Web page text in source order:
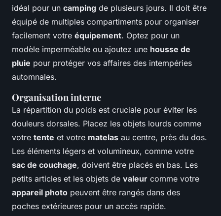
idéal pour un camping de plusieurs jours. Il doit être
équipé de multiples compartiments pour organiser
facilement votre équipement. Optez pour un
modèle imperméable ou ajoutez une housse de
pluie pour protéger vos affaires des intempéries
automnales.
Organisation interne
La répartition du poids est cruciale pour éviter les
douleurs dorsales. Placez les objets lourds comme
votre tente et votre matelas au centre, près du dos.
Les éléments légers et volumineux, comme votre
sac de couchage, doivent être placés en bas. Les
petits articles et les objets de valeur comme votre
appareil photo peuvent être rangés dans des
poches extérieures pour un accès rapide.